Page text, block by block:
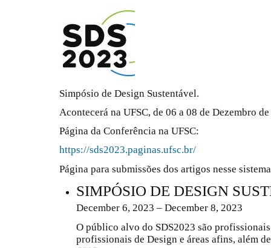
Simpósio de Design Sustentável.
Acontecerá na UFSC, de 06 a 08 de Dezembro
Página da Conferência na UFSC:
https://sds2023.paginas.ufsc.br/
Página para submissões dos artigos nesse
SIMPÓSIO DE DESIGN
December 6, 2023 – December 8, 2023
O público alvo do SDS2023 são
profissionais de Design e áreas afins, além